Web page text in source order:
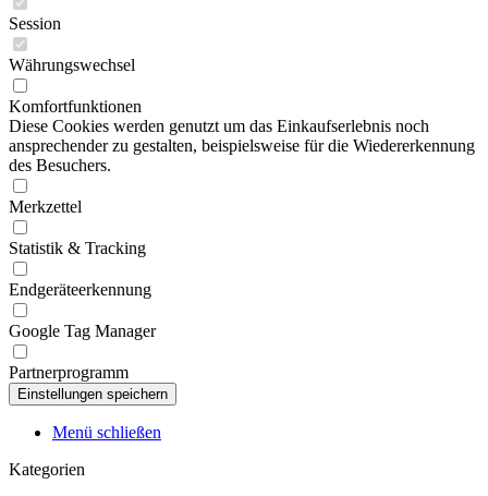
Session
Währungswechsel
Komfortfunktionen
Diese Cookies werden genutzt um das Einkaufserlebnis noch
ansprechender zu gestalten, beispielsweise für die Wiedererkennung
des Besuchers.
Merkzettel
Statistik & Tracking
Endgeräteerkennung
Google Tag Manager
Partnerprogramm
Menü schließen
Kategorien